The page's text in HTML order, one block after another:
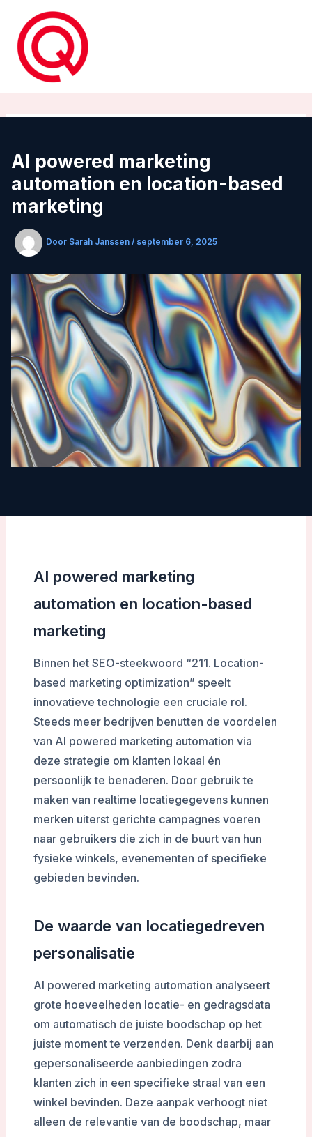
inhoud
AI powered marketing
automation en location-based
marketing
Door Sarah Janssen / september 6, 2025
AI powered marketing
automation en location-based
marketing
Binnen het SEO-steekwoord “211. Location-
based marketing optimization” speelt
innovatieve technologie een cruciale rol.
Steeds meer bedrijven benutten de voordelen
van AI powered marketing automation via
deze strategie om klanten lokaal én
persoonlijk te benaderen. Door gebruik te
maken van realtime locatiegegevens kunnen
merken uiterst gerichte campagnes voeren
naar gebruikers die zich in de buurt van hun
fysieke winkels, evenementen of specifieke
gebieden bevinden.
De waarde van locatiegedreven
personalisatie
AI powered marketing automation analyseert
grote hoeveelheden locatie- en gedragsdata
om automatisch de juiste boodschap op het
juiste moment te verzenden. Denk daarbij aan
gepersonaliseerde aanbiedingen zodra
klanten zich in een specifieke straal van een
winkel bevinden. Deze aanpak verhoogt niet
alleen de relevantie van de boodschap, maar